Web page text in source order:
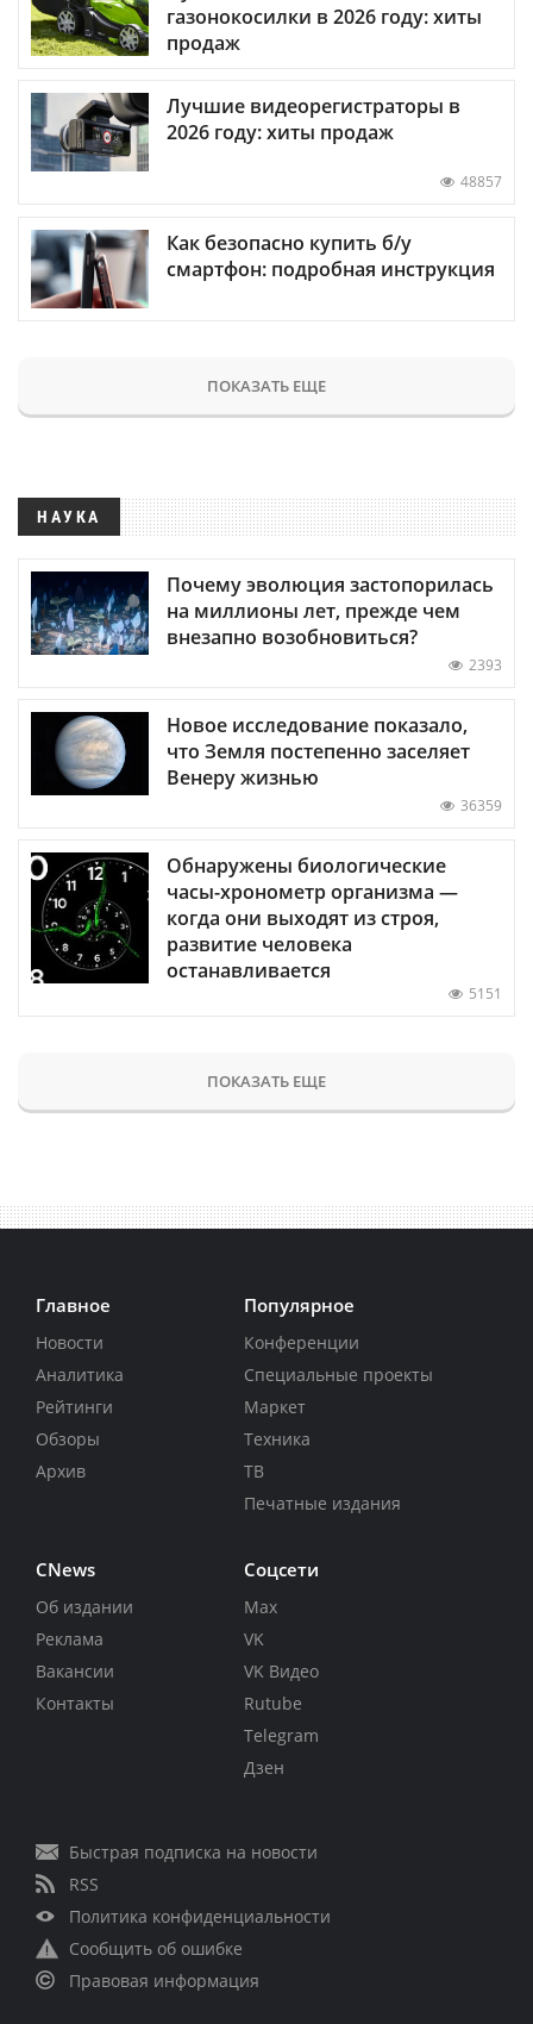
газонокосилки в 2026 году: хиты
продаж
Лучшие видеорегистраторы в
2026 году: хиты продаж
48857
Как безопасно купить б/у
смартфон: подробная инструкция
ПОКАЗАТЬ ЕЩЕ
НАУКА
Почему эволюция застопорилась
на миллионы лет, прежде чем
внезапно возобновиться?
2393
Новое исследование показало,
что Земля постепенно заселяет
Венеру жизнью
36359
Обнаружены биологические
часы-хронометр организма —
когда они выходят из строя,
развитие человека
останавливается
5151
ПОКАЗАТЬ ЕЩЕ
Главное
Новости
Аналитика
Рейтинги
Обзоры
Архив
Популярное
Конференции
Специальные проекты
Маркет
Техника
ТВ
Печатные издания
CNews
Об издании
Реклама
Вакансии
Контакты
Соцсети
Max
VK
VK Видео
Rutube
Telegram
Дзен
Быстрая подписка на новости
RSS
Политика конфиденциальности
Сообщить об ошибке
Правовая информация